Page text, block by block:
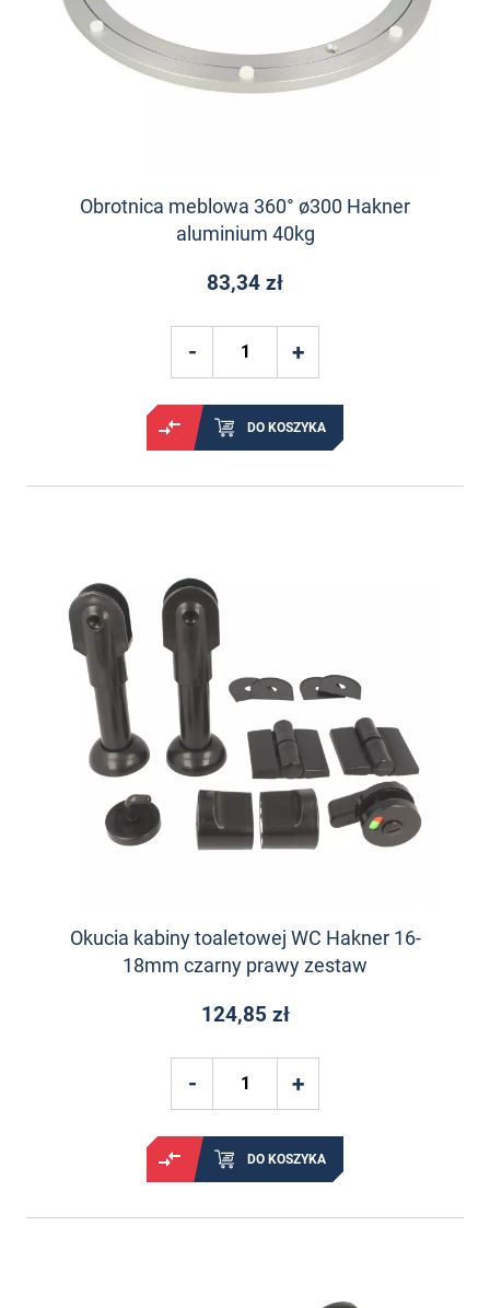
Obrotnica meblowa 360° ø300 Hakner
aluminium 40kg
83,34 zł
DO KOSZYKA
Okucia kabiny toaletowej WC Hakner 16-
18mm czarny prawy zestaw
124,85 zł
DO KOSZYKA